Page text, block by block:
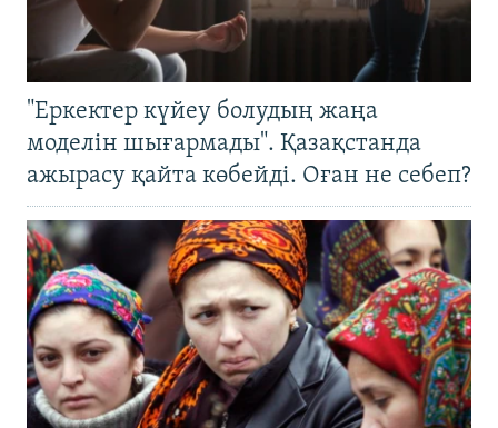
"Еркектер күйеу болудың жаңа
моделін шығармады". Қазақстанда
ажырасу қайта көбейді. Оған не себеп?